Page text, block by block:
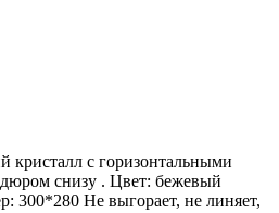
кристалл с горизонтальными
снизу . Цвет: бежевый
300*280 Не выгорает, не линяет,